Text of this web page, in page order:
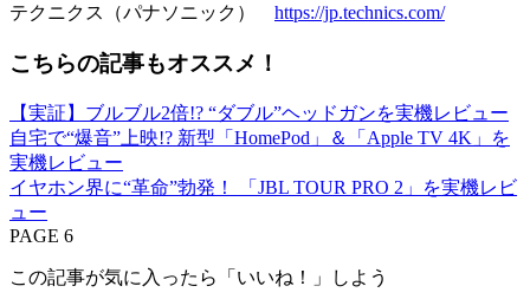
テクニクス（パナソニック） https://jp.technics.com/
こちらの記事もオススメ！
【実証】ブルブル2倍!? “ダブル”ヘッドガンを実機レビュー
自宅で“爆音”上映!? 新型「HomePod」＆「Apple TV 4K」を
実機レビュー
イヤホン界に“革命”勃発！ 「JBL TOUR PRO 2」を実機レビ
ュー
PAGE 6
この記事が気に入ったら「いいね！」しよう